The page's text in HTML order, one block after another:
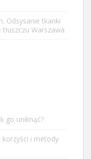
Odsysanie tkanki
Warszawa
go uniknąć?
korzyści i metody